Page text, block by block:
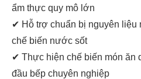
ẩm thực quy mô lớn
✔ Hỗ trợ chuẩn bị nguyên liệu
chế biến nước sốt
✔ Thực hiện chế biến món
đầu bếp chuyên nghiệp